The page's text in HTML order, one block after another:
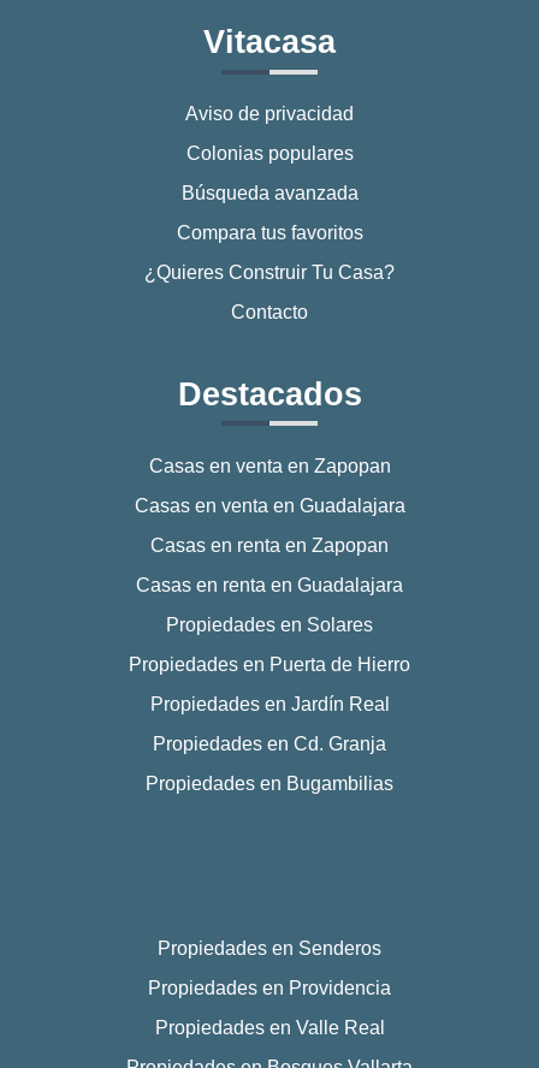
Vitacasa
Aviso de privacidad
Colonias populares
Búsqueda avanzada
Compara tus favoritos
¿Quieres Construir Tu Casa?
Contacto
Destacados
Casas en venta en Zapopan
Casas en venta en Guadalajara
Casas en renta en Zapopan
Casas en renta en Guadalajara
Propiedades en Solares
Propiedades en Puerta de Hierro
Propiedades en Jardín Real
Propiedades en Cd. Granja
Propiedades en Bugambilias
Propiedades en Senderos
Propiedades en Providencia
Propiedades en Valle Real